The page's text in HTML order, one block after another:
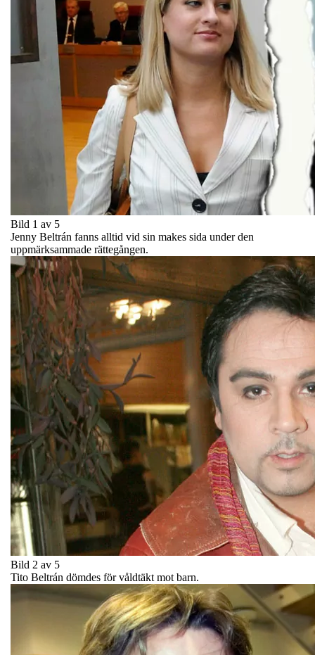
Bild 1 av 5
Jenny Beltrán fanns alltid vid sin makes sida under den
uppmärksammade rättegången.
Bild 2 av 5
Tito Beltrán dömdes för våldtäkt mot barn.